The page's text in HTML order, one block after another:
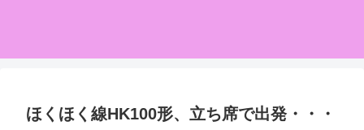
ほくほく線HK100形、立ち席で出発・・・